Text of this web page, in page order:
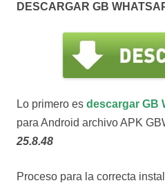
DESCARGAR GB
Lo primero es descargar GB
para Android archivo APK
25.8.48
Proceso para la correcta